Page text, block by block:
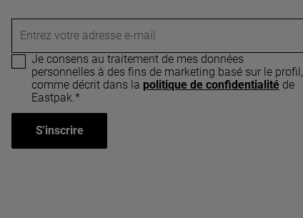
Entrez votre adresse e-mail
Je consens au traitement de mes données
personnelles à des fins de marketing basé sur le profil,
comme décrit dans la politique de confidentialité de
Eastpak.*
S'inscrire